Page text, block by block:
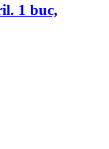
1 buc,